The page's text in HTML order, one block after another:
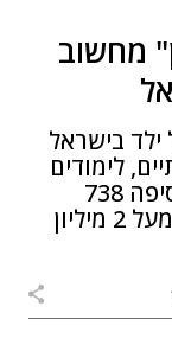
מחשוב
ילד בישראל
לימודים
והתפתחות אישית" ● העמותה הוסיפה 738
מחשבים חדשים וציוד נלווה בשווי מעל 2 מיליון